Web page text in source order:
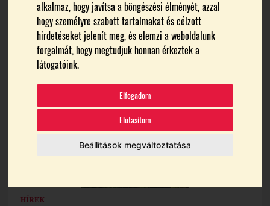
alkalmaz, hogy javítsa a böngészési élményét, azzal
hogy személyre szabott tartalmakat és célzott
hirdetéseket jelenít meg, és elemzi a weboldalunk
forgalmát, hogy megtudjuk honnan érkeztek a
látogatóink.
Elfogadom
Elutasítom
Beállítások megváltoztatása
FŐOLDAL GAZDASÁGÁTADÁS
gazdaságátadás
HÍREK